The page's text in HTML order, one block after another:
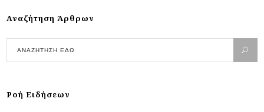
Αναζήτηση Άρθρων
Ροή Ειδήσεων